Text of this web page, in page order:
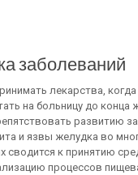
заболеваний
лекарства,
на больницу до конца
развитию
и язвы желудка во
сводится к принятию
процессов